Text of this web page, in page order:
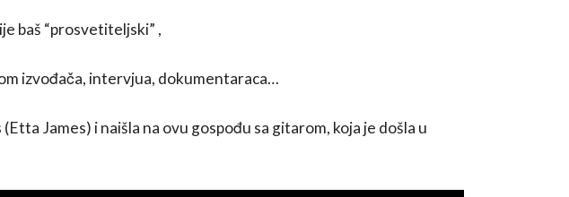
baš “prosvetiteljski” ,
izvođača, intervjua, dokumentaraca…
James) i naišla na ovu gospođu sa gitarom, koja je došla u